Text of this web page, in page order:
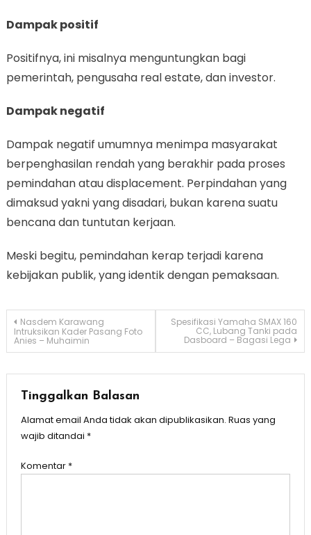
Dampak positif
Positifnya, ini misalnya menguntungkan bagi
pemerintah, pengusaha real estate, dan investor.
Dampak negatif
Dampak negatif umumnya menimpa masyarakat
berpenghasilan rendah yang berakhir pada proses
pemindahan atau displacement. Perpindahan yang
dimaksud yakni yang disadari, bukan karena suatu
bencana dan tuntutan kerjaan.
Meski begitu, pemindahan kerap terjadi karena
kebijakan publik, yang identik dengan pemaksaan.
Navigasi
pos
Nasdem Karawang
Intruksikan Kader Pasang Foto
Anies – Muhaimin
Spesifikasi Yamaha SMAX 160
CC, Lubang Tanki pada
Dasboard – Bagasi Lega
Tinggalkan Balasan
Alamat email Anda tidak akan dipublikasikan. Ruas yang
wajib ditandai *
Komentar *